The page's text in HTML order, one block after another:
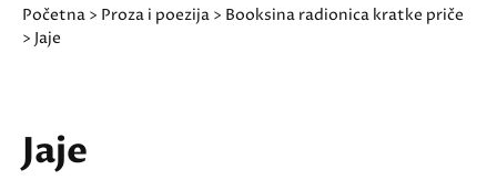
Početna > Proza i poezija > Booksina radionica kratke priče
> Jaje
Jaje